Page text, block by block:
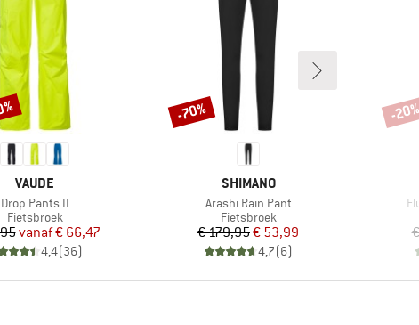
MERK
VAUDE
Artikel
Drop Pants II
Productgroep
Fietsbroek
Prijs
Verlaagde prijs
vanaf€ 66,47
4,4(36)
MERK
SHIMANO
Artikel
Arashi Rain Pant
Productgroep
Fietsbroek
Prijs
€ 179,95Verlaagde prijs
€ 53,99
4,7(6)
Korting
-70% -